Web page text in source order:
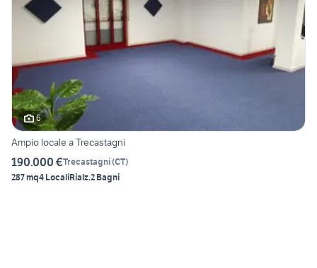
6
Ampio locale a Trecastagni
190.000 €Trecastagni(CT)
287 mq4 LocaliRialz.2 Bagni